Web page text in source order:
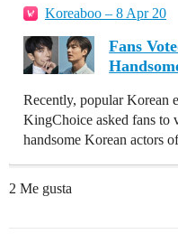
Koreaboo – 8 Apr 20
Fans
Recently, popular Korean
KingChoice asked fans to
handsome Korean actors
2 Me gusta